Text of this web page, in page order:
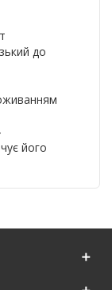
до
його